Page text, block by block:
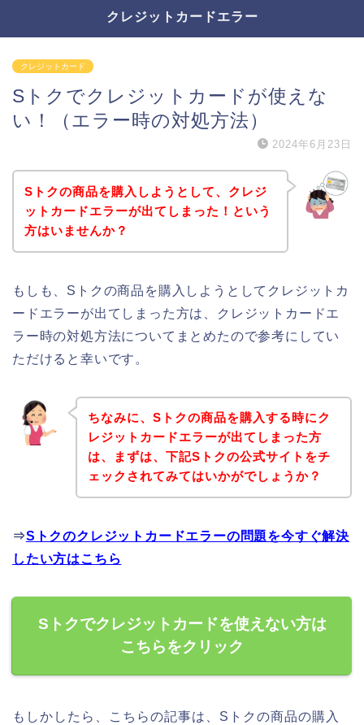
クレジットカードエラー
クレジットカード
Sトクでクレジットカードが使えな
い！（エラー時の対処方法）
2024年6月23日
Sトクの商品を購入しようとして、クレジ
ットカードエラーが出てしまった！という
方はいませんか？
もしも、Sトクの商品を購入しようとしてクレジットカ
ードエラーが出てしまった方は、クレジットカードエ
ラー時の対処方法についてまとめたので参考にしてい
ただけると幸いです。
ちなみに、Sトクの商品を購入する時にク
レジットカードエラーが出てしまった方
は、まずは、下記Sトクの公式サイトをチ
ェックされてみてはいかがでしょうか？
⇒Sトクのクレジットカードエラーの問題を今すぐ解決
したい方はこちら
Sトクでクレジットカードを使えない方は
こちらをクリック
もしかしたら、こちらの記事は、Sトクの商品の購入